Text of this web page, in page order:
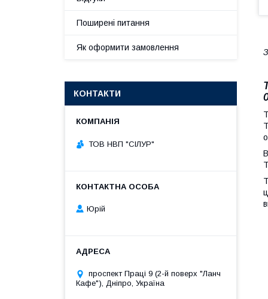
Поширені питання
Як оформити замовлення
КОНТАКТИ
ТОВ НВП "СІЛУР"
Юрій
проспект Праці 9 (2-й поверх "Ланч
Кафе"), Дніпро, Україна